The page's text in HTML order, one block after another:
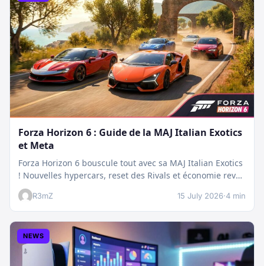
Forza Horizon 6 : Guide de la MAJ Italian Exotics
et Meta
Forza Horizon 6 bouscule tout avec sa MAJ Italian Exotics
! Nouvelles hypercars, reset des Rivals et économie revue
:…
R3mZ 15 July 2026·4 min
NEWS